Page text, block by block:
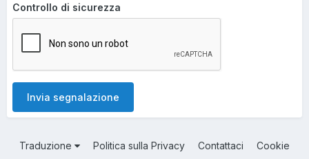
Controllo di sicurezza
Invia segnalazione
Traduzione Politica sulla Privacy Contattaci Cookie